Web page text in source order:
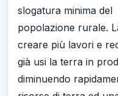
slogatura minima del
popolazione rurale.
creare più lavori e
già usi la terra in
diminuendo